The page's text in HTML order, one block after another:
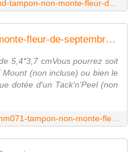
fdstnm071-tampon-non-monte-fleur-de-septembre Fée du scrap
5,4*3,7 cmVous pourrez soit
(non incluse) ou bien le
dotée d'un Tack'n'Peel (non